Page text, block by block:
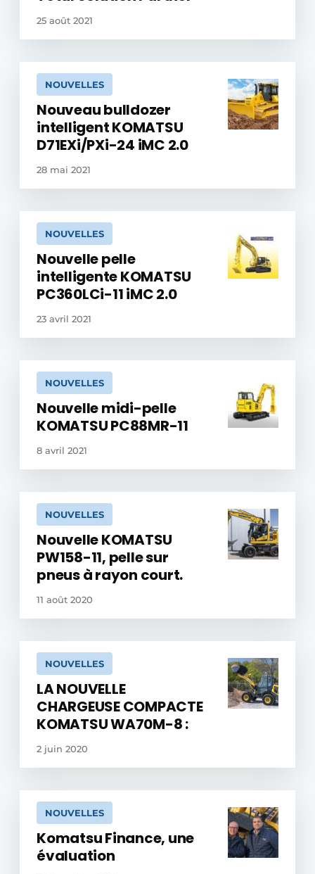
25 août 2021
NOUVELLES
Nouveau bulldozer
intelligent KOMATSU
D71EXi/PXi-24 iMC 2.0
28 mai 2021
NOUVELLES
Nouvelle pelle
intelligente KOMATSU
PC360LCi-11 iMC 2.0
23 avril 2021
NOUVELLES
Nouvelle midi-pelle
KOMATSU PC88MR-11
8 avril 2021
NOUVELLES
Nouvelle KOMATSU
PW158-11, pelle sur
pneus à rayon court.
11 août 2020
NOUVELLES
LA NOUVELLE
CHARGEUSE COMPACTE
KOMATSU WA70M-8 :
2 juin 2020
NOUVELLES
Komatsu Finance, une
évaluation